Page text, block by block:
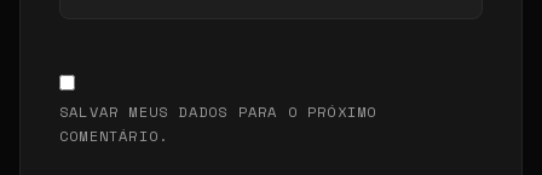
SALVAR MEUS DADOS PARA O PRÓXIMO
COMENTÁRIO.